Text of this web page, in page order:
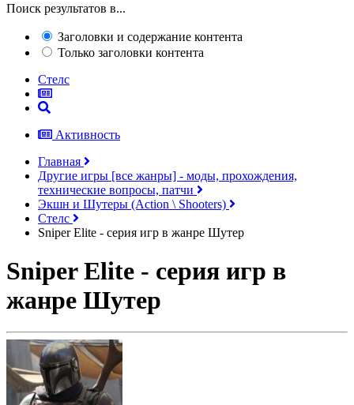
Поиск результатов в...
Заголовки и содержание контента
Только заголовки контента
Стелс
Активность
Главная
Другие игры [все жанры] - моды, прохождения,
технические вопросы, патчи
Экшн и Шутеры (Action \ Shooters)
Стелс
Sniper Elite - серия игр в жанре Шутер
Sniper Elite - серия игр в
жанре Шутер